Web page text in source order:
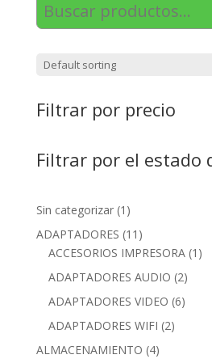
Filtrar por precio
Filtrar por el estado
Sin categorizar 1 1
product
ADAPTADORES 11 11
products
ACCESORIOS IMPRESORA 1 1
ADAPTADORES AUDIO 22
ADAPTADORES VIDEO 66
ADAPTADORES WIFI 22
ALMACENAMIENTO 44